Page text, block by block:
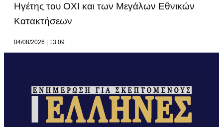
Ηγέτης του ΟΧΙ και των Μεγάλων Εθνικών
Κατακτήσεων
04/08/2026 13:09